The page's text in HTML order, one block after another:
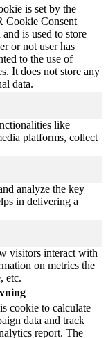
is set by the
Cookie Consent
is used to store
or not user has
to the use of
It does not store any
data.
like
platforms, collect
analyze the key
in delivering a
visitors interact with
on metrics the
etc.
cookie to calculate
data and track
report. The